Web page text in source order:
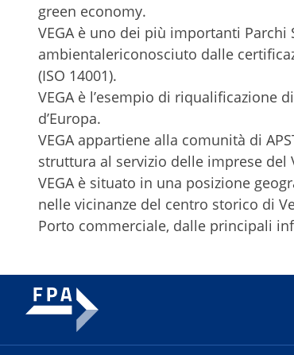
green economy.
VEGA è uno dei più importanti
ambientalericonosciuto dalle
(ISO 14001).
VEGA è l’esempio di riqualificazione
d’Europa.
VEGA appartiene alla comunità di
struttura al servizio delle imprese del
VEGA è situato in una posizione
nelle vicinanze del centro storico di
Porto commerciale, dalle principali